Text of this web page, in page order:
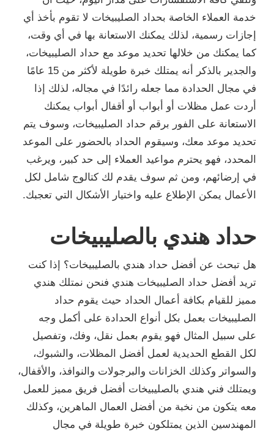
خدمة العملاء الخاصة بحداد الصليبيخات لا تقوم بأخذ أي
إجازات رسمية، لذلك يمكنك الاستعانة بها في أي وقت،
كما يمكنك من خلالها تحديد موعد مع حداد الصليبيخات،
والجدير بالذكر أنه يمتلك خبرة طويلة لأكثر من 15 عامًا
في مجال الحدادة مما جعله رائدًا في مجاله، لذلك إذا
أردت عمل مظلات أو أبواب أو أقفال أبواب يمكنك
الاستعانة على الفور برقم حداد الصليبيخات، وسوف يتم
تحديد موعد معك، وسيقوم الحداد بالحضور على الموعد
المحدد، فهو يحترم مواعيد العملاء إلى حد كبير، ويرغب
في إرضائهم، ومن ثم سوف يقدم لك كتالوج شامل لكل
الأعمال يمكن الإطلاع عليه واختيار الأشكال التي تعجبك.
حداد هندي بالصليبيخات
هل تبحث عن أفضل حداد هندي بالصليبيخات؟ إذا كنت
تريد أفضل حداد الصليبيخات هندي فنحن نمتلك هندي
مميز للقيام بكافة أعمال الحداد حيث يقوم حداد
الصليبيخات بعمل بكل أنواع الحدادة على أكمل وجه
على سبيل المثال فهو يقوم بعمل نقل، وفك، وتفصيل
لكل القطع الحديدية لعمل أفضل المظلات، والشبوك،
والسواتر وكذلك الخزانات والبرجولات والنوافذ، والأقفال،
ويمتلك فني هندي بالصليبيخات أفضل فريق مميز للعمل
معه يتكون من نخبة من أفضل العمال الماهرين، وكذلك
المهندسين الذين يمتلكون خبرة طويلة في مجال